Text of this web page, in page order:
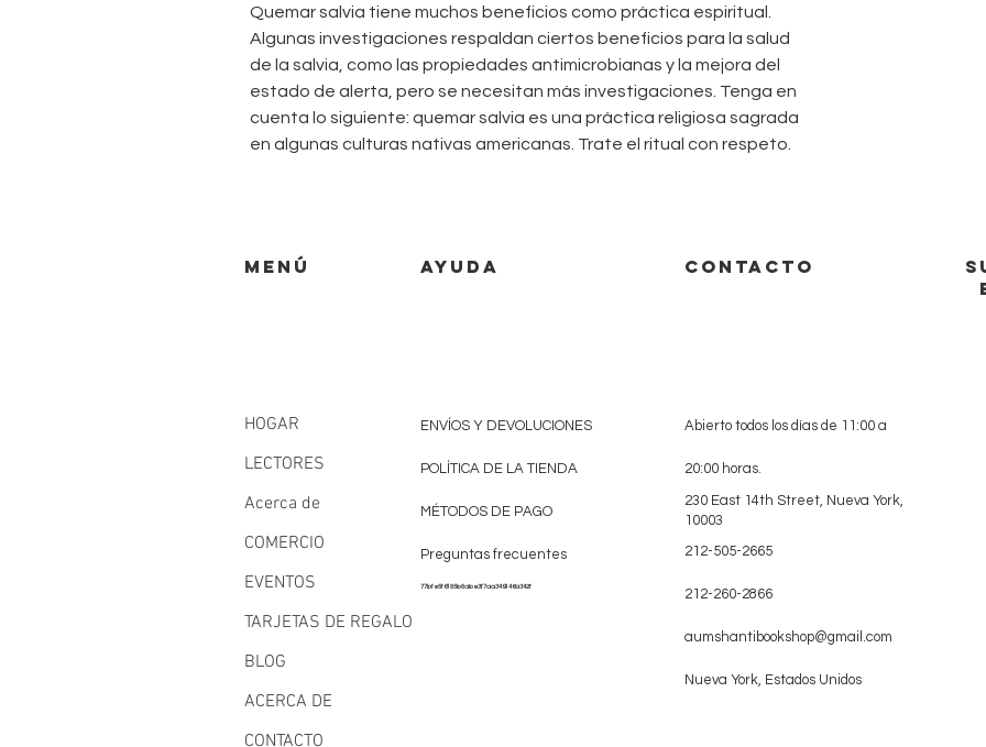
Quemar salvia tiene muchos beneficios como práctica espiritual.
Algunas investigaciones respaldan ciertos beneficios para la salud
de la salvia, como las propiedades antimicrobianas y la mejora del
estado de alerta, pero se necesitan más investigaciones. Tenga en
cuenta lo siguiente: quemar salvia es una práctica religiosa sagrada
en algunas culturas nativas americanas. Trate el ritual con respeto.
MENÚ AYUDA
HOGAR
LECTORES
Acerca de
COMERCIO
EVENTOS
TARJETAS DE REGALO
BLOG
ACERCA DE
CONTACTO
ENVÍOS Y DEVOLUCIONES
POLÍTICA DE LA TIENDA
MÉTODOS DE PAGO
Preguntas frecuentes
77bfe5f6185b8abe3f7aa349146a342f
CONTACTO
Abierto todos los días de 11:00 a
20:00 horas.
230 East 14th Street, Nueva York,
10003
212-505-2665
212-260-2866
aumshantibookshop@gmail.com
Nueva York, Estados Unidos